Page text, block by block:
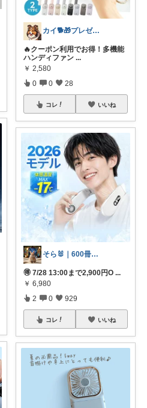
カイ🐕🎁プレゼント
🔥クーポン利用でお得！多機能
ハンディファン ...
￥ 2,580
0 0 28
コレ いいね
そら🐰｜600冊読んだ絵本好きママ
🉐 7/28 13:00まで2,900円O ...
￥ 6,980
2 0 929
コレ いいね